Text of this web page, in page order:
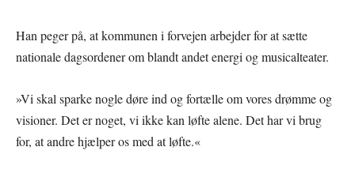
Han peger på, at kommunen i forvejen arbejder for at sætte
nationale dagsordener om blandt andet energi og musicalteater.
»Vi skal sparke nogle døre ind og fortælle om vores drømme og
visioner. Det er noget, vi ikke kan løfte alene. Det har vi brug
for, at andre hjælper os med at løfte.«